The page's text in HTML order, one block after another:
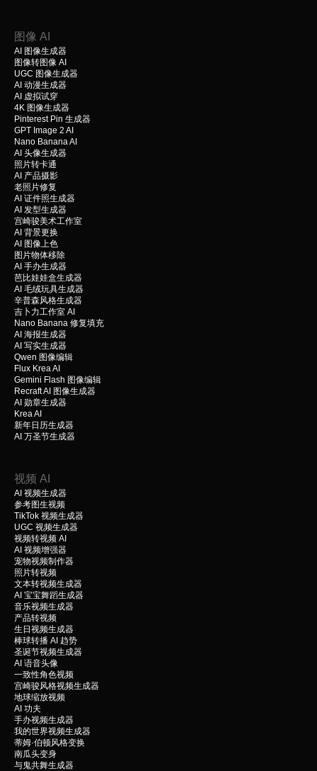
图像 AI
AI 图像生成器
图像转图像 AI
UGC 图像生成器
AI 动漫生成器
AI 虚拟试穿
4K 图像生成器
Pinterest Pin 生成器
GPT Image 2 AI
Nano Banana AI
AI 头像生成器
照片转卡通
AI 产品摄影
老照片修复
AI 证件照生成器
AI 发型生成器
宫崎骏美术工作室
AI 背景更换
AI 图像上色
图片物体移除
AI 手办生成器
芭比娃娃盒生成器
AI 毛绒玩具生成器
辛普森风格生成器
吉卜力工作室 AI
Nano Banana 修复填充
AI 海报生成器
AI 写实生成器
Qwen 图像编辑
Flux Krea AI
Gemini Flash 图像编辑
Recraft AI 图像生成器
AI 勋章生成器
Krea AI
新年日历生成器
AI 万圣节生成器
视频 AI
AI 视频生成器
参考图生视频
TikTok 视频生成器
UGC 视频生成器
视频转视频 AI
AI 视频增强器
宠物视频制作器
照片转视频
文本转视频生成器
AI 宝宝舞蹈生成器
音乐视频生成器
产品转视频
生日视频生成器
棒球转播 AI 趋势
圣诞节视频生成器
AI 语音头像
一致性角色视频
宫崎骏风格视频生成器
地球缩放视频
AI 功夫
手办视频生成器
我的世界视频生成器
蒂姆·伯顿风格变换
南瓜头变身
与鬼共舞生成器